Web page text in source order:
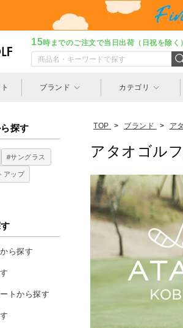
15時までのご注文で当日出荷（日祝を除く）
ブランド カテゴリ
探す
#サングラス
アップ
ら探す
トから探す
TOP > ブランド > ア
アタオゴル